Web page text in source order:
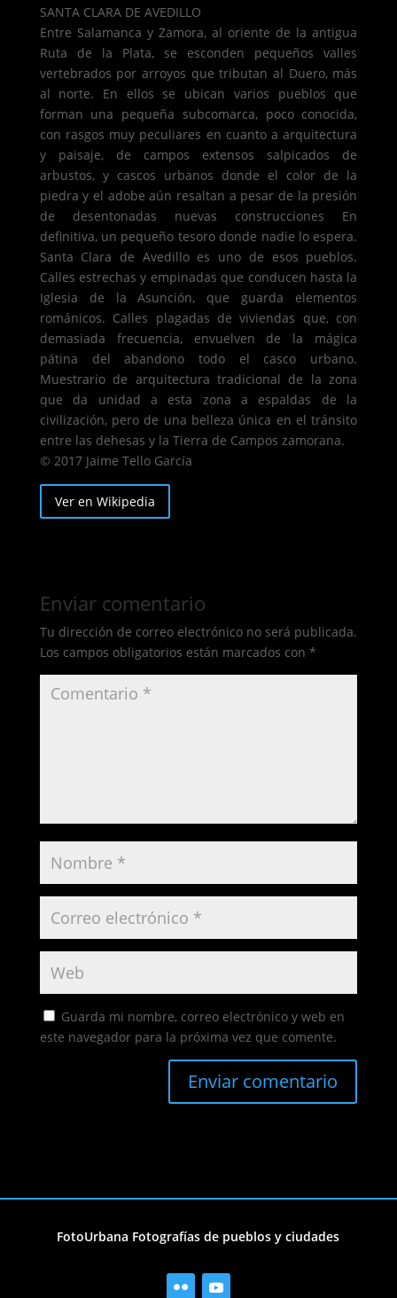
SANTA CLARA DE AVEDILLO
Entre Salamanca y Zamora, al oriente de la antigua
Ruta de la Plata, se esconden pequeños valles
vertebrados por arroyos que tributan al Duero, más
al norte. En ellos se ubican varios pueblos que
forman una pequeña subcomarca, poco conocida,
con rasgos muy peculiares en cuanto a arquitectura
y paisaje, de campos extensos salpicados de
arbustos, y cascos urbanos donde el color de la
piedra y el adobe aún resaltan a pesar de la presión
de desentonadas nuevas construcciones En
definitiva, un pequeño tesoro donde nadie lo espera.
Santa Clara de Avedillo es uno de esos pueblos.
Calles estrechas y empinadas que conducen hasta la
Iglesia de la Asunción, que guarda elementos
románicos. Calles plagadas de viviendas que, con
demasiada frecuencia, envuelven de la mágica
pátina del abandono todo el casco urbano.
Muestrario de arquitectura tradicional de la zona
que da unidad a esta zona a espaldas de la
civilización, pero de una belleza única en el tránsito
entre las dehesas y la Tierra de Campos zamorana.
© 2017 Jaime Tello García
Ver en Wikipedia
Enviar comentario
Tu dirección de correo electrónico no será publicada.
Los campos obligatorios están marcados con *
Guarda mi nombre, correo electrónico y web en
este navegador para la próxima vez que comente.
FotoUrbana Fotografías de pueblos y ciudades